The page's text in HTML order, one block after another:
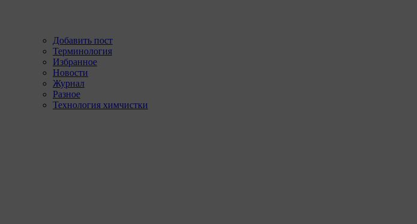
Добавить пост
Терминология
Избранное
Новости
Журнал
Разное
Технология химчистки